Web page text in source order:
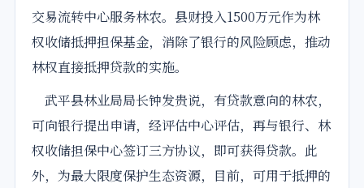
交易流转中心服务林农。县财投入1500万元作为林
权收储抵押担保基金，消除了银行的风险顾虑，推动
林权直接抵押贷款的实施。
武平县林业局局长钟发贵说，有贷款意向的林农，
可向银行提出申请，经评估中心评估，再与银行、林
权收储担保中心签订三方协议，即可获得贷款。此
外，为最大限度保护生态资源，目前，可用于抵押的